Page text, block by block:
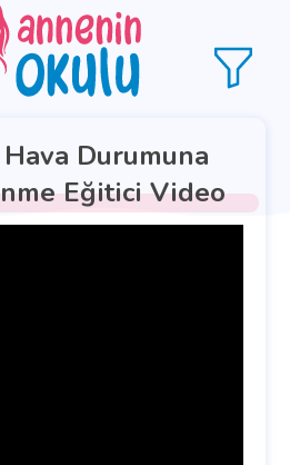
Durumuna
Eğitici Video